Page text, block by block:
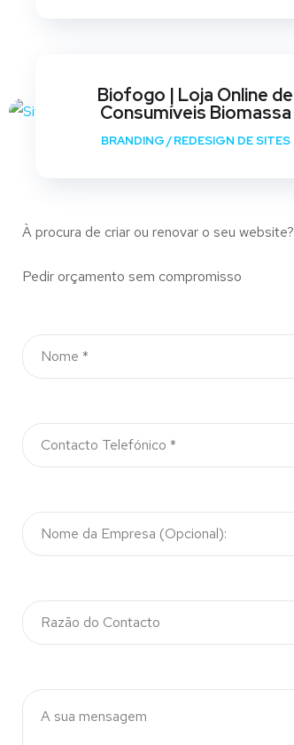
Biofogo | Loja Online de
Consumíveis Biomassa
BRANDING/REDESIGN DE SITES
À procura de criar ou renovar o seu website?
Pedir orçamento sem compromisso